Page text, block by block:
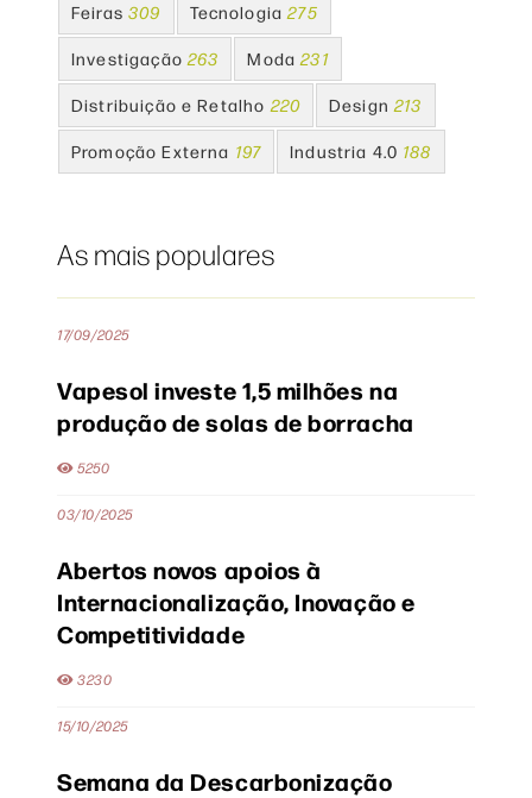
Feiras 309 Tecnologia 275
Investigação 263 Moda 231
Distribuição e Retalho 220 Design 213
Promoção Externa 197 Industria 4.0 188
As mais populares
17/09/2025
Vapesol investe 1,5 milhões na
produção de solas de borracha
5250
03/10/2025
Abertos novos apoios à
Internacionalização, Inovação e
Competitividade
3230
15/10/2025
Semana da Descarbonização